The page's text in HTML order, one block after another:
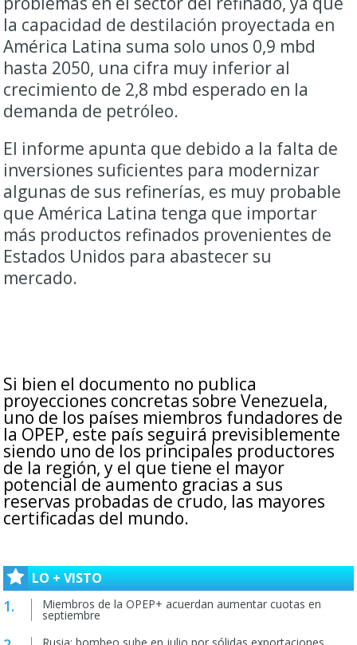
la capacidad de destilación proyectada en
América Latina suma solo unos 0,9 mbd
hasta 2050, una cifra muy inferior al
crecimiento de 2,8 mbd esperado en la
demanda de petróleo.
El informe apunta que debido a la falta de
inversiones suficientes para modernizar
algunas de sus refinerías, es muy probable
que América Latina tenga que importar
más productos refinados provenientes de
Estados Unidos para abastecer su
mercado.
Si bien el documento no publica
proyecciones concretas sobre Venezuela,
uno de los países miembros fundadores de
la OPEP, este país seguirá previsiblemente
siendo uno de los principales productores
de la región, y el que tiene el mayor
potencial de aumento gracias a sus
reservas probadas de crudo, las mayores
certificadas del mundo.
LO + VISTO
Miembros de la OPEP+ acuerdan aumentar cuotas en
septiembre